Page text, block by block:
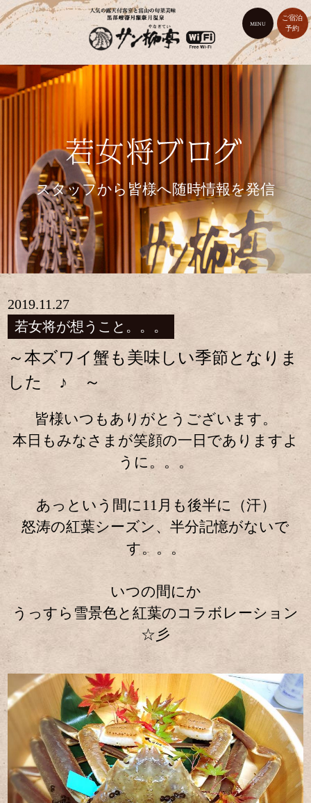
MENU
ご宿泊
予約
スタッフから皆様へ随時情報を発信
2019.11.27
若女将が想うこと。。。
～本ズワイ蟹も美味しい季節となりま
した ♪ ～
皆様いつもありがとうございます。
本日もみなさまが笑顔の一日でありますよ
うに。。。
あっという間に11月も後半に（汗）
怒涛の紅葉シーズン、半分記憶がないで
す。。。
いつの間にか
うっすら雪景色と紅葉のコラボレーション
☆彡